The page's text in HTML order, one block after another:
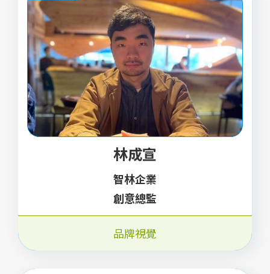
林成宣
智林企業
創意總監
品牌視覺